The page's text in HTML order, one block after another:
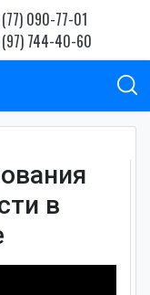
090-77-01
744-40-60
в